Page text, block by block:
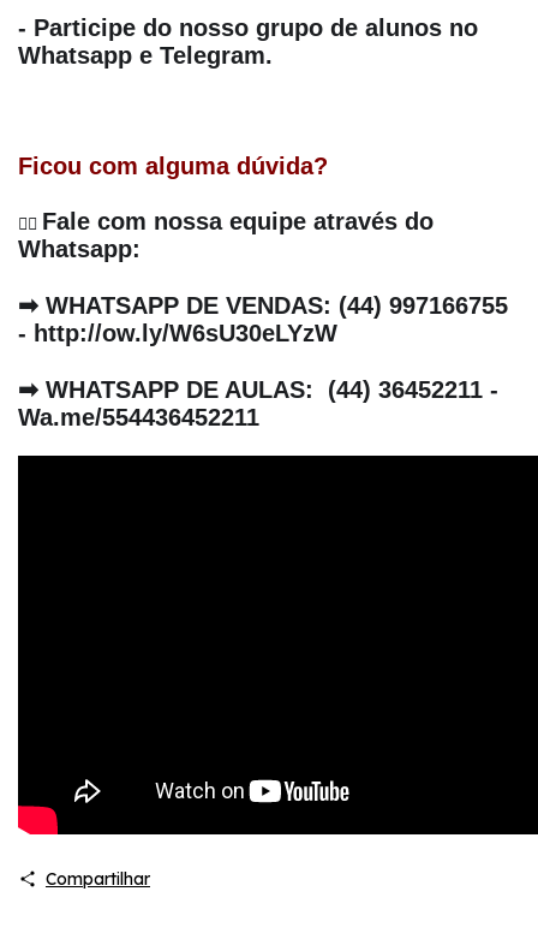
- Participe do nosso grupo de alunos no
Whatsapp e Telegram.
Ficou com alguma dúvida?
👉🏻 Fale com nossa equipe através do
Whatsapp:
➡ WHATSAPP DE VENDAS: (44) 997166755
- http://ow.ly/W6sU30eLYzW
➡ WHATSAPP DE AULAS:
(44) 36452211 -
Wa.me/554436452211
Compartilhar